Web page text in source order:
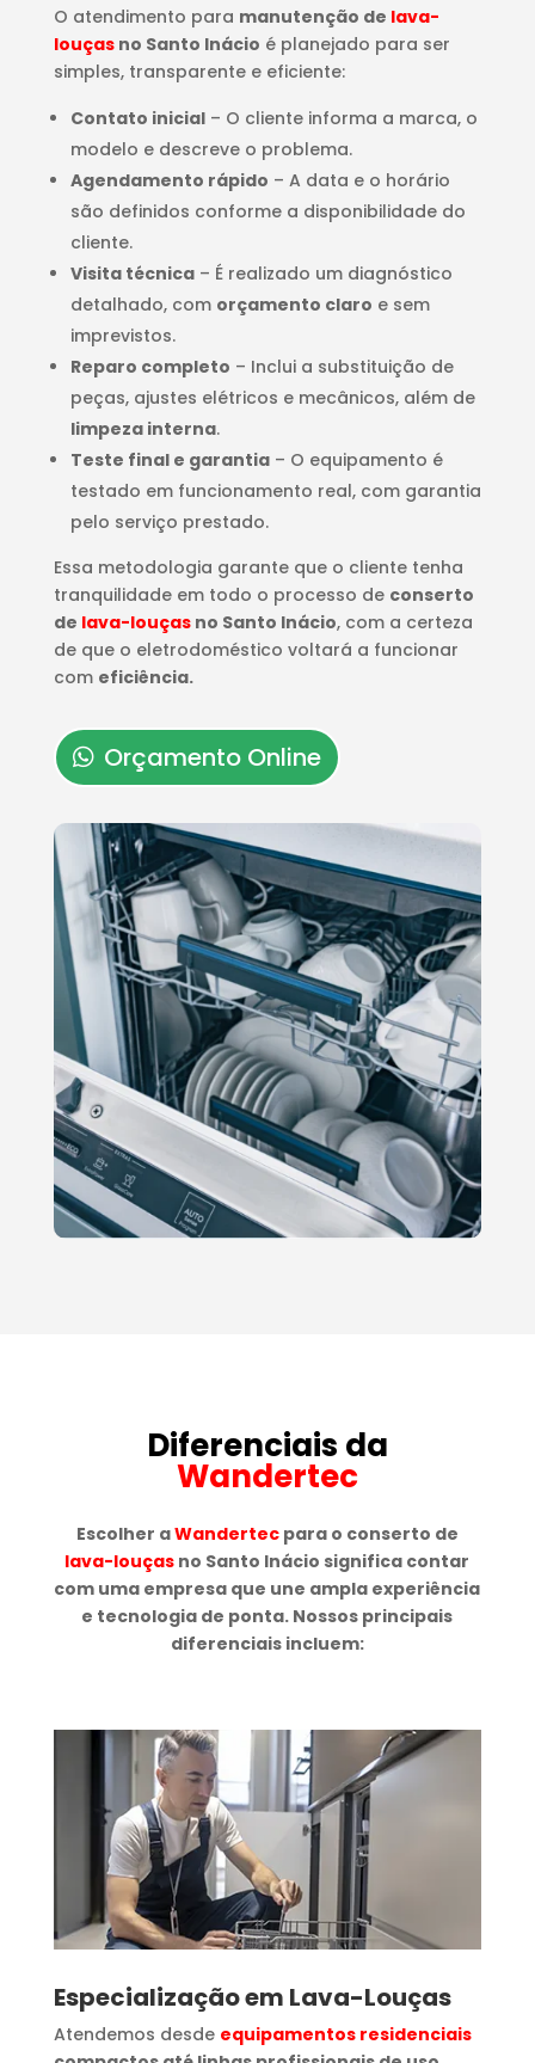
O atendimento para manutenção de lava-
louçasno Santo Inácio é planejado para ser
simples, transparente e eficiente:
Contato inicial– O cliente informa a marca, o
modelo e descreve o problema.
Agendamento rápido – A data e o horário
são definidos conforme a disponibilidade do
cliente.
Visita técnica– É realizado um diagnóstico
detalhado, com orçamento claro e sem
imprevistos.
Reparo completo – Inclui a substituição de
peças, ajustes elétricos e mecânicos, além de
limpeza interna.
Teste final e garantia– O equipamento é
testado em funcionamento real, com garantia
pelo serviço prestado.
Essa metodologia garante que o cliente tenha
tranquilidade em todo o processo de conserto
de lava-louçasno Santo Inácio, com a certeza
de que o eletrodoméstico voltará a funcionar
com eficiência.
Orçamento Online
Diferenciais da
Wandertec
Escolher aWandertecpara o conserto de
lava-louças no Santo Inácio significa contar
com uma empresa que une ampla experiência
e tecnologia de ponta. Nossos principais
diferenciais incluem:
Especialização em Lava-Louças
Atendemos desde equipamentos residenciais